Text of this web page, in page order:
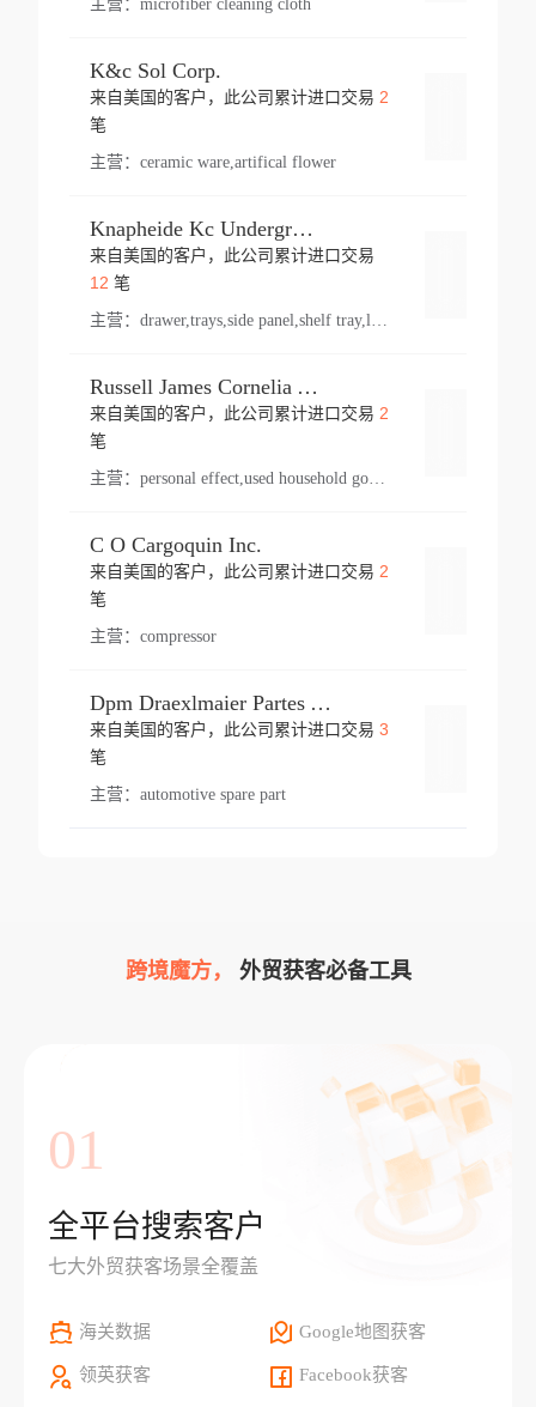
主营： microfiber cleaning cloth
K&c Sol Corp.
来自美国的客户，此公司累计进口交易 2
笔
主营： ceramic ware,artifical flower
Knapheide Kc Underground
来自美国的客户，此公司累计进口交易
12 笔
主营：
Russell James Cornelia Arlington Va
来自美国的客户，此公司累计进口交易 2
笔
主营： personal effect,used household goods
C O Cargoquin Inc.
来自美国的客户，此公司累计进口交易 2
笔
主营： compressor
Dpm Draexlmaier Partes Automotrices Corr Ind Huejotzingo
来自美国的客户，此公司累计进口交易 3
笔
主营： automotive spare part
跨境魔方， 外贸获客必备工具
01
全平台搜索客户
七大外贸获客场景全覆盖
海关数据 Google地图获客
领英获客 Facebook获客